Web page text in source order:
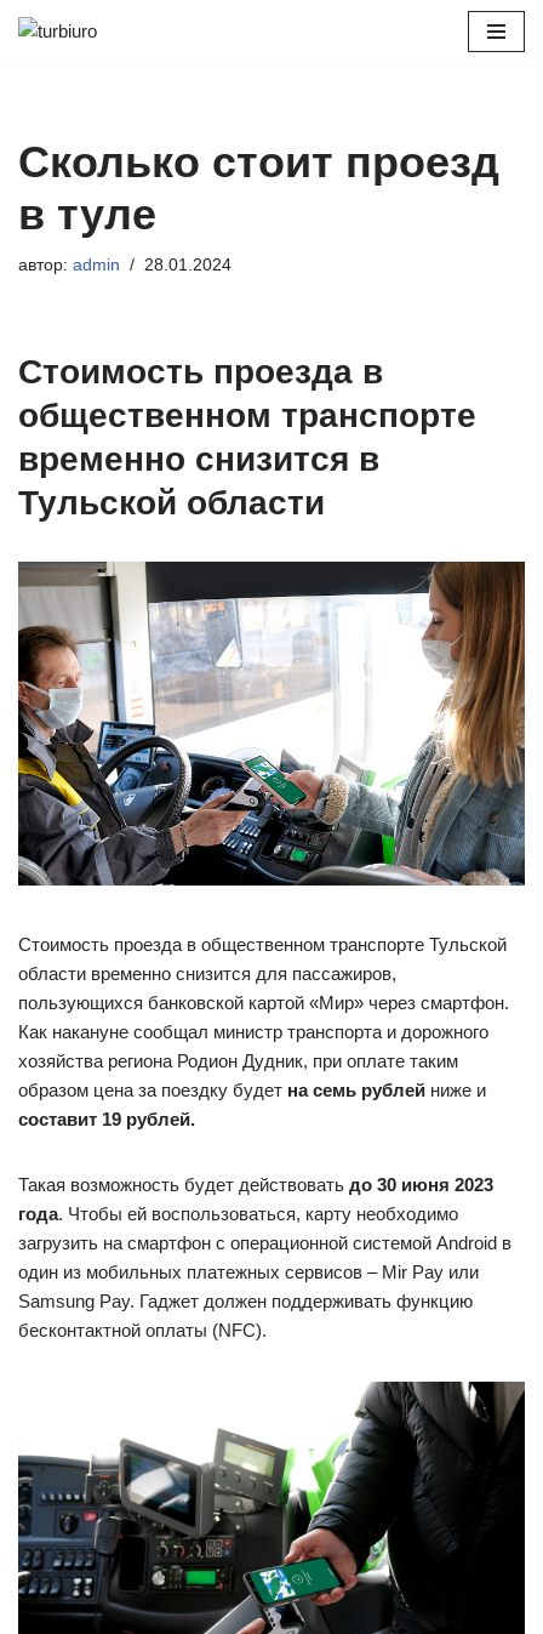
Сколько стоит проезд
в туле
автор: admin 28.01.2024
Стоимость проезда в
общественном транспорте
временно снизится в
Тульской области
Стоимость проезда в общественном транспорте Тульской
области временно снизится для пассажиров,
пользующихся банковской картой «Мир» через смартфон.
Как накануне сообщал министр транспорта и дорожного
хозяйства региона Родион Дудник, при оплате таким
образом цена за поездку будет на семь рублей ниже и
составит 19 рублей.
Такая возможность будет действовать до 30 июня 2023
года. Чтобы ей воспользоваться, карту необходимо
загрузить на смартфон с операционной системой Android в
один из мобильных платежных сервисов – Mir Pay или
Samsung Pay. Гаджет должен поддерживать функцию
бесконтактной оплаты (NFC).